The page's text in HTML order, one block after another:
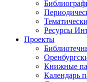
Ресурсы
Проекты
Книжные
Календарь